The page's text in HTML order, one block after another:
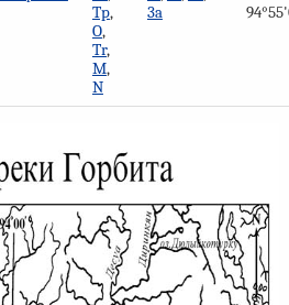
Tp,
O,
Tr,
M,
N
3a